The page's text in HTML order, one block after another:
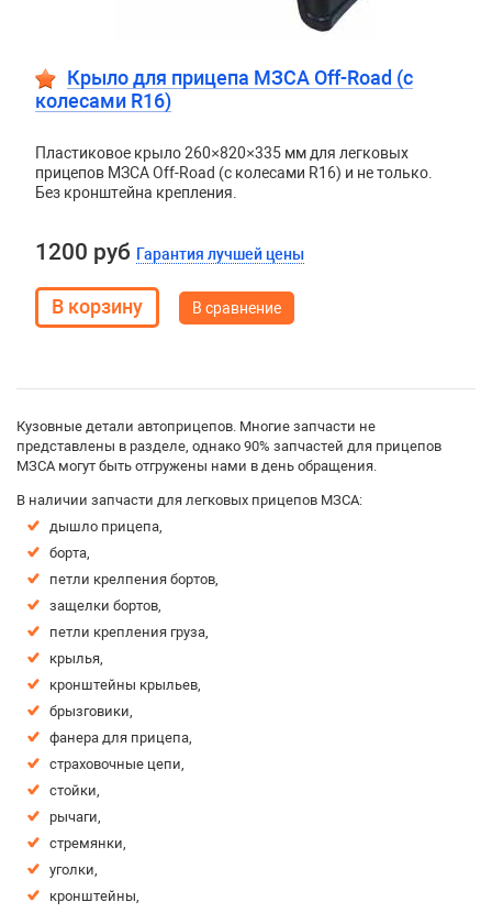
Крыло для прицепа МЗСА Off-Road (с
колесами R16)
Пластиковое крыло 260×820×335 мм для легковых
прицепов МЗСА Off-Road (с колесами R16) и не только.
Без кронштейна крепления.
1200 руб Гарантия лучшей цены
В сравнение
Кузовные детали автоприцепов. Многие запчасти не
представлены в разделе, однако 90% запчастей для прицепов
МЗСА могут быть отгружены нами в день обращения.
В наличии запчасти для легковых прицепов МЗСА:
дышло прицепа,
борта,
петли крелпения бортов,
защелки бортов,
петли крепления груза,
крылья,
кронштейны крыльев,
брызговики,
фанера для прицепа,
страховочные цепи,
стойки,
рычаги,
стремянки,
уголки,
кронштейны,